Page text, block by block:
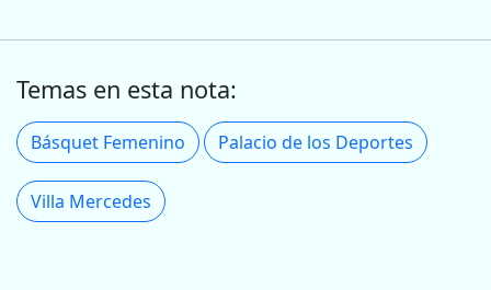
Temas en esta nota:
Básquet Femenino Palacio de los Deportes
Villa Mercedes